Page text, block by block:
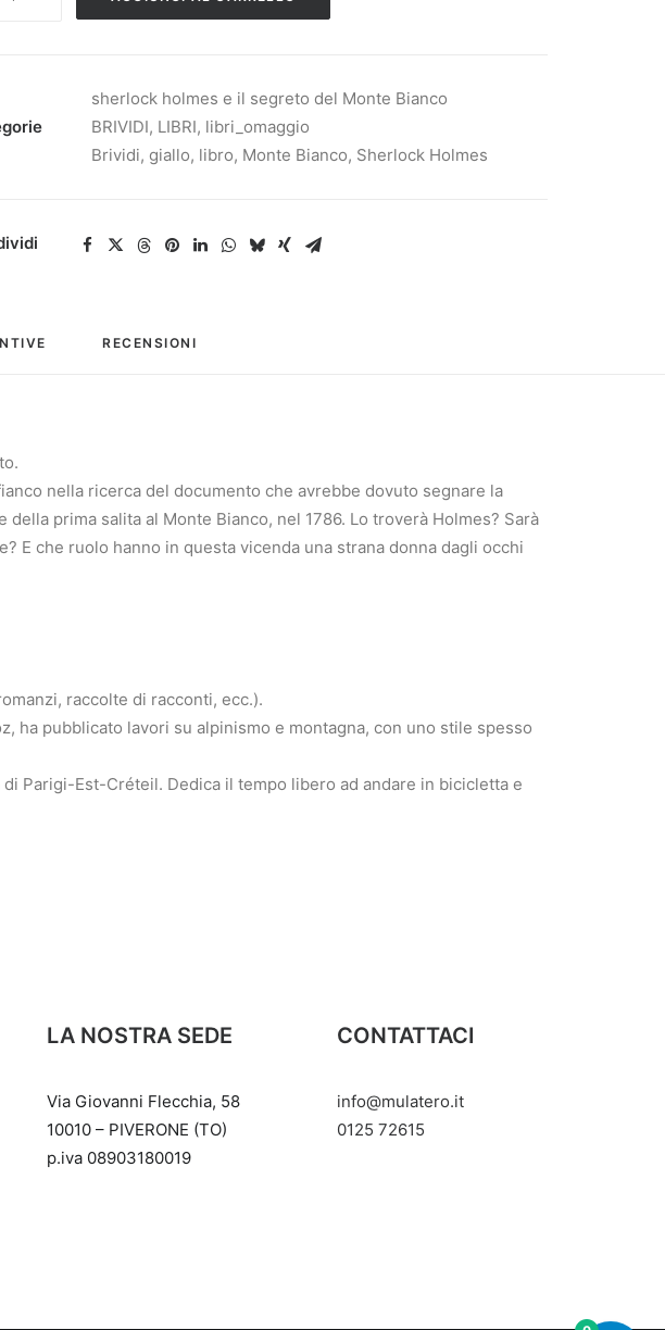
sherlock holmes e il segreto del Monte Bianco
BRIVIDI, LIBRI, libri_omaggio
Brividi, giallo, libro, Monte Bianco, Sherlock Holmes
RECENSIONI
nella ricerca del documento che avrebbe dovuto segnare la
prima salita al Monte Bianco, nel 1786. Lo troverà Holmes? Sarà
E che ruolo hanno in questa vicenda una strana donna dagli occhi
raccolte di racconti, ecc.).
ha pubblicato lavori su alpinismo e montagna, con uno stile spesso
Parigi-Est-Créteil. Dedica il tempo libero ad andare in bicicletta e
LA NOSTRA SEDE
Via Giovanni Flecchia, 58
10010 – PIVERONE (TO)
p.iva 08903180019
CONTATTACI
info@mulatero.it
‭0125 72615‬